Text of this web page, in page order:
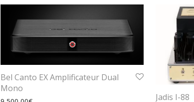
Bel Canto EX Amplificateur Dual
Mono
Jadis I-88